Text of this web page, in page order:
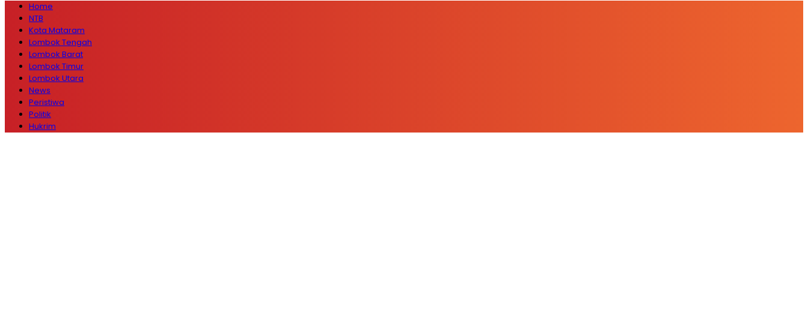
Home
NTB
Kota Mataram
Lombok Tengah
Lombok Barat
Lombok Timur
Lombok Utara
News
Peristiwa
Politik
Hukrim